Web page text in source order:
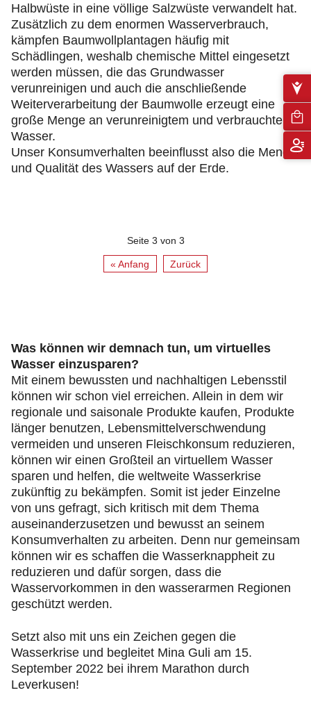
Halbwüste in eine völlige Salzwüste verwandelt hat.
Zusätzlich zu dem enormen Wasserverbrauch,
kämpfen Baumwollplantagen häufig mit
Schädlingen, weshalb chemische Mittel eingesetzt
werden müssen, die das Grundwasser
verunreinigen und auch die anschließende
Weiterverarbeitung der Baumwolle erzeugt eine
große Menge an verunreinigtem und verbrauchtem
Wasser.
Unser Konsumverhalten beeinflusst also die Menge
und Qualität des Wassers auf der Erde.
Seite 3 von 3
« Anfang Zurück
Was können wir demnach tun, um virtuelles
Wasser einzusparen?
Mit einem bewussten und nachhaltigen Lebensstil
können wir schon viel erreichen. Allein in dem wir
regionale und saisonale Produkte kaufen, Produkte
länger benutzen, Lebensmittelverschwendung
vermeiden und unseren Fleischkonsum reduzieren,
können wir einen Großteil an virtuellem Wasser
sparen und helfen, die weltweite Wasserkrise
zukünftig zu bekämpfen. Somit ist jeder Einzelne
von uns gefragt, sich kritisch mit dem Thema
auseinanderzusetzen und bewusst an seinem
Konsumverhalten zu arbeiten. Denn nur gemeinsam
können wir es schaffen die Wasserknappheit zu
reduzieren und dafür sorgen, dass die
Wasservorkommen in den wasserarmen Regionen
geschützt werden.
Setzt also mit uns ein Zeichen gegen die
Wasserkrise und begleitet Mina Guli am 15.
September 2022 bei ihrem Marathon durch
Leverkusen!